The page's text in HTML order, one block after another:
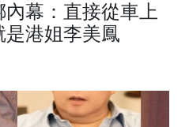
幕：直接從車上
港姐李美鳳